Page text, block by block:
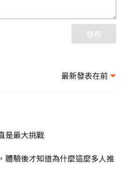
發布
最新發表在前
是最大挑戰
體驗後才知道為什麼這麼多人推